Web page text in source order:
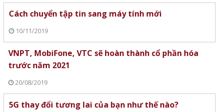
Cách chuyển tập tin sang máy tính mới
10/11/2019
VNPT, MobiFone, VTC sẽ hoàn thành cổ phần hóa
trước năm 2021
20/08/2019
5G thay đổi tương lai của bạn như thế nào?